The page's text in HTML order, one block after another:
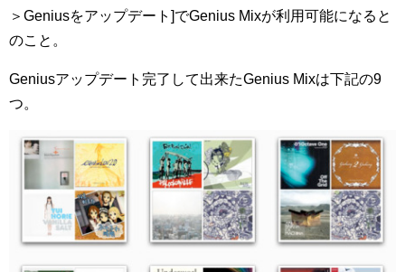
＞Geniusをアップデート]でGenius Mixが利用可能になると
のこと。
Geniusアップデート完了して出来たGenius Mixは下記の9
つ。